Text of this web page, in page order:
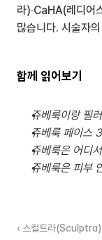
라)·CaHA(레디어
많습니다. 시술자
함께 읽어보기
쥬베룩이랑 필
쥬베룩 페이스
쥬베룩은 어디
쥬베룩은 피부
‹ 스컬트라